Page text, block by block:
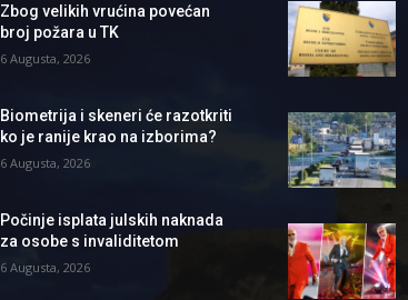
Zbog velikih vrućina povećan
broj požara u TK
6 Augusta, 2026
Biometrija i skeneri će razotkriti
ko je ranije krao na izborima?
6 Augusta, 2026
Počinje isplata julskih naknada
za osobe s invaliditetom
6 Augusta, 2026